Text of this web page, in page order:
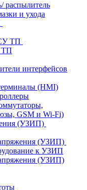
распылитель
и ухода
ТП
ТП
интерфейсов
(HMI)
GSM и Wi-Fi)
(УЗИП)
(УЗИП)
к УЗИП
(УЗИП)